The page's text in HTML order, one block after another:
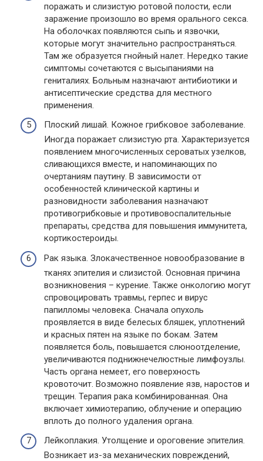
поражать и слизистую ротовой полости, если
заражение произошло во время орального секса.
На оболочках появляются сыпь и язвочки,
которые могут значительно распространяться.
Там же образуется гнойный налет. Нередко такие
симптомы сочетаются с высыпаниями на
гениталиях. Больным назначают антибиотики и
антисептические средства для местного
применения.
Плоский лишай. Кожное грибковое заболевание.
Иногда поражает слизистую рта. Характеризуется
появлением многочисленных сероватых узелков,
сливающихся вместе, и напоминающих по
очертаниям паутину. В зависимости от
особенностей клинической картины и
разновидности заболевания назначают
противогрибковые и противовоспалительные
препараты, средства для повышения иммунитета,
кортикостероиды.
Рак языка. Злокачественное новообразование в
тканях эпителия и слизистой. Основная причина
возникновения – курение. Также онкологию могут
спровоцировать травмы, герпес и вирус
папилломы человека. Сначала опухоль
проявляется в виде белесых бляшек, уплотнений
и красных пятен на языке по бокам. Затем
появляется боль, повышается слюноотделение,
увеличиваются поднижнечелюстные лимфоузлы.
Часть органа немеет, его поверхность
кровоточит. Возможно появление язв, наростов и
трещин. Терапия рака комбинированная. Она
включает химиотерапию, облучение и операцию
вплоть до полного удаления органа.
Лейкоплакия. Утолщение и ороговение эпителия.
Возникает из-за механических повреждений,